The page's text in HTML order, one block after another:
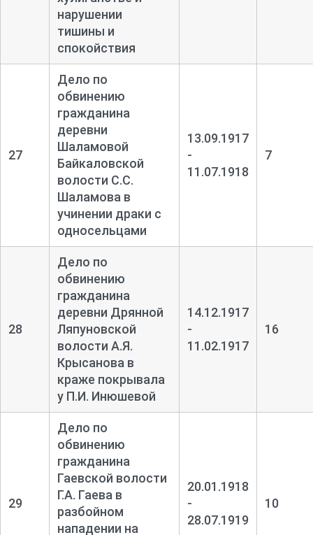
нарушении
тишины и
спокойствия
27
Дело по
обвинению
гражданина
деревни
Шаламовой
Байкаловской
волости С.С.
Шаламова в
учинении драки с
односельцами
13.09.1917
-
11.07.1918
7
28
Дело по
обвинению
гражданина
деревни Дрянной
Ляпуновской
волости А.Я.
Крысанова в
краже покрывала
у П.И. Инюшевой
14.12.1917
-
11.02.1917
16
29
Дело по
обвинению
гражданина
Гаевской волости
Г.А. Гаева в
разбойном
нападении на
20.01.1918
-
28.07.1919
10